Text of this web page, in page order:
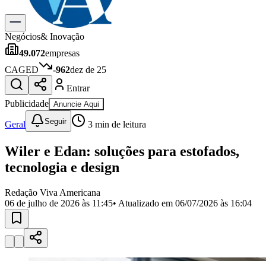
Gastronomia
Cinema & Shows
Para Sua Empresa
Anuncie no Portal
Cadastrar Empresa
Divulgar Vagas
Publicidade Legal
Política
Eleições
Segurança
Cultura
Meio Ambiente
Obras
Bairros de Americana
Centro
Namorados
ZanagaMathiensen
PaulistanoQuilombo
Negócios& Inovação
49.072empresas
CAGED
-962dez de 25
Entrar
Publicidade Anuncie Aqui
Geral Seguir 3 min de leitura
Wiler e Edan: soluções para estofados,
tecnologia e design
Redação Viva Americana
06 de julho de 2026 às 11:45• Atualizado em 06/07/2026 às 16:04